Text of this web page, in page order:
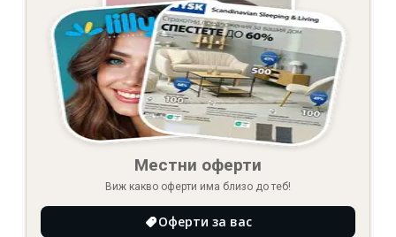
Местни оферти
Виж какво оферти има близо до теб!
Оферти за вас